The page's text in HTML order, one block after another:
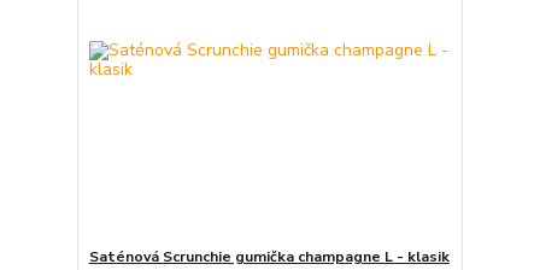
Saténová Scrunchie gumička champagne L - klasik